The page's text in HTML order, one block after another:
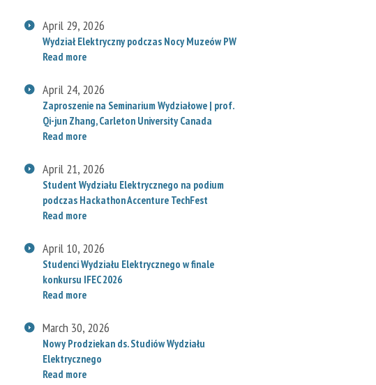
April 29, 2026
Wydział Elektryczny podczas Nocy Muzeów PW
Read more
April 24, 2026
Zaproszenie na Seminarium Wydziałowe | prof.
Qi-jun Zhang, Carleton University Canada
Read more
April 21, 2026
Student Wydziału Elektrycznego na podium
podczas Hackathon Accenture TechFest
Read more
April 10, 2026
Studenci Wydziału Elektrycznego w finale
konkursu IFEC 2026
Read more
March 30, 2026
Nowy Prodziekan ds. Studiów Wydziału
Elektrycznego
Read more